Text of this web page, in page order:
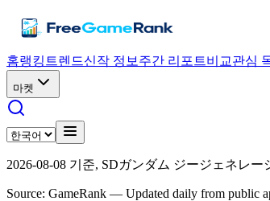
홈랭킹 트렌드신작 정보 주간 리포트비교관심
마켓
2026-08-08 기준, SDガンダム ジージェネレー
Source: GameRank — Updated daily from public